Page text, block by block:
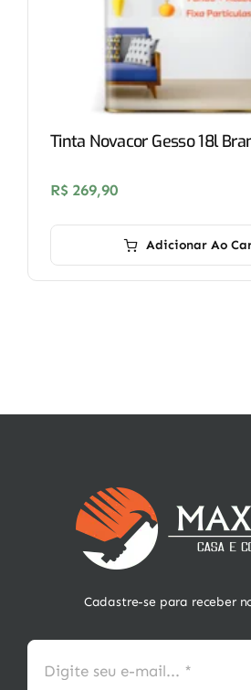
Tinta Novacor Gesso 18l
R$ 269,90
Adicionar Ao
Cadastre-se para receber